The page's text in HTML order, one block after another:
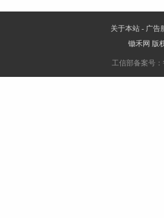
关于本站 - 广告
锄禾网 版
工信部备案号：